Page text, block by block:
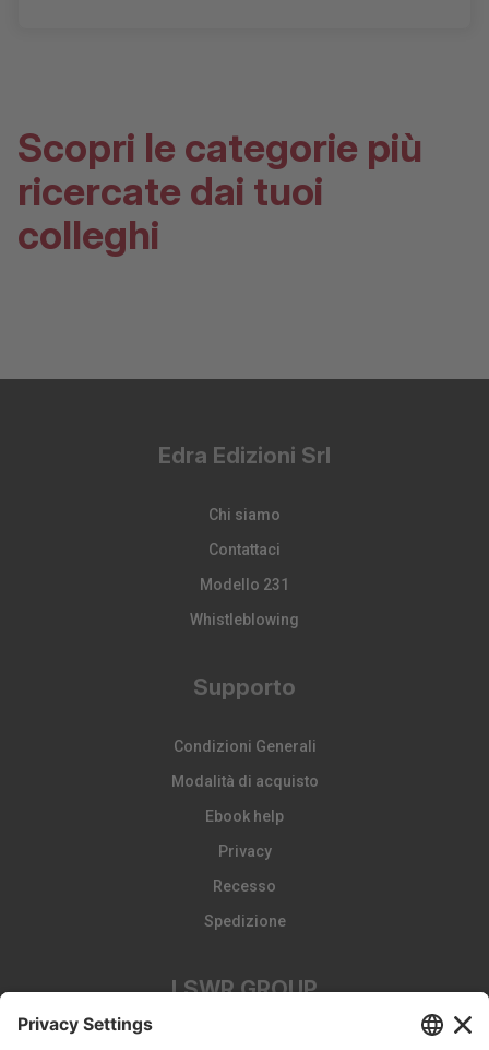
Scopri le categorie più
ricercate dai tuoi
colleghi
Edra Edizioni Srl
Chi siamo
Contattaci
Modello 231
Whistleblowing
Supporto
Condizioni Generali
Modalità di acquisto
Ebook help
Privacy
Recesso
Spedizione
LSWR GROUP